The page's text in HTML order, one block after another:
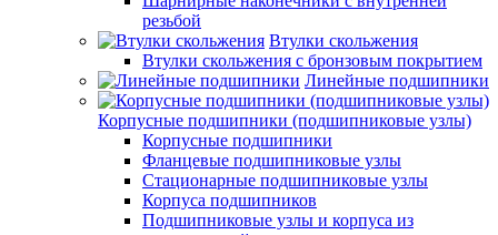
резьбой
Втулки скольжения
Втулки скольжения с бронзовым покрытием
Линейные подшипники
Корпусные подшипники (подшипниковые узлы)
Корпусные подшипники
Фланцевые подшипниковые узлы
Стационарные подшипниковые узлы
Корпуса подшипников
Подшипниковые узлы и корпуса из